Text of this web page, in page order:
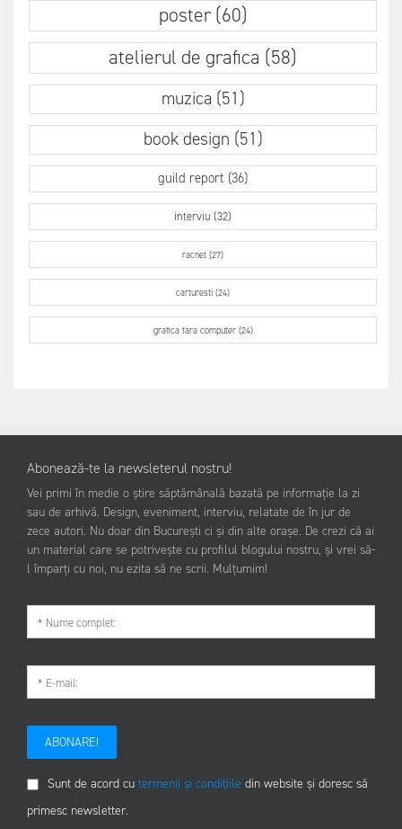
poster (60)
atelierul de grafica (58)
muzica (51)
book design (51)
guild report (36)
interviu (32)
racnet (27)
carturesti (24)
grafica fara computer (24)
Abonează-te la newsleterul nostru!
Vei primi în medie o știre săptămânală bazată pe informație la zi
sau de arhivă. Design, eveniment, interviu, relatate de în jur de
zece autori. Nu doar din București ci și din alte orașe. De crezi că ai
un material care se potrivește cu profilul blogului nostru, și vrei să-
l împarți cu noi, nu ezita să ne scrii. Mulțumim!
ABONARE!
Sunt de acord cu termenii și condițiile din website și doresc să
primesc newsletter.